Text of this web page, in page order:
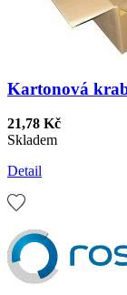
Kartonová
21,78 Kč
Skladem
Detail